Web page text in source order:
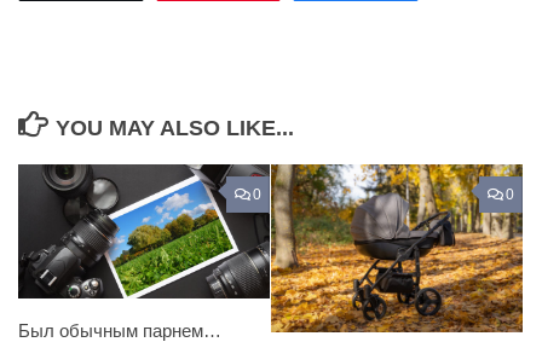
YOU MAY ALSO LIKE...
0
Был обычным парнем…
0